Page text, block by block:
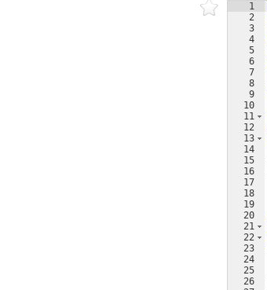
1
2
3
4
5
6
7
8
9
10
11
12
13
14
15
16
17
18
19
20
21
22
23
24
25
26